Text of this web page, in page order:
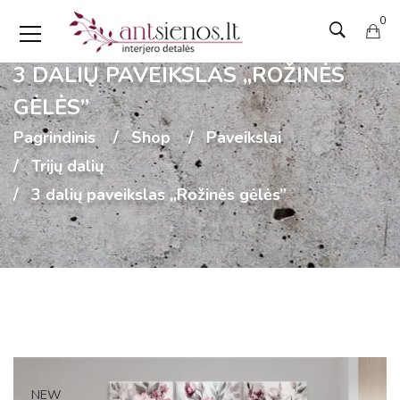
0
3 DALIŲ PAVEIKSLAS „ROŽINĖS
GĖLĖS”
Pagrindinis Shop
Paveikslai
Trijų dalių
3 dalių paveikslas „Rožinės gėlės”
NEW